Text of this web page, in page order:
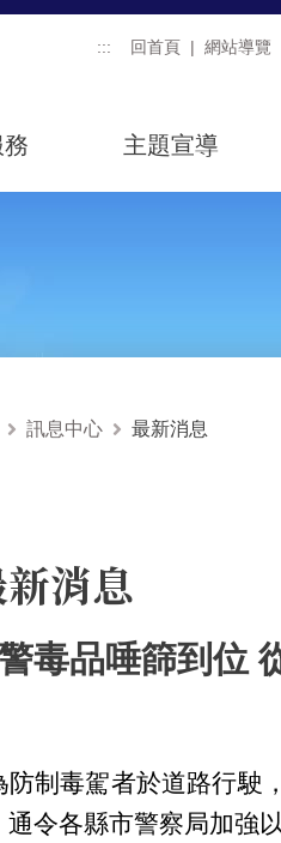
::: 回首頁 網站導覽
主題宣導
訊息中心 最新消息
消息
毒品唾篩到位
防制毒駕者於道路行駛
通令各縣市警察局加強